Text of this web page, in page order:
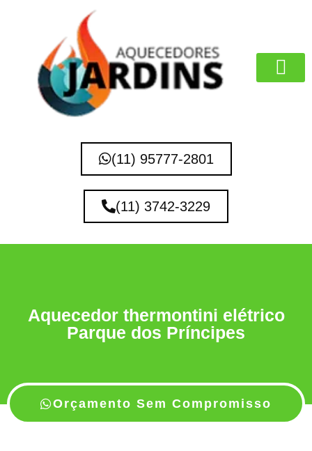
(11) 95777-2801
(11) 3742-3229
Aquecedor thermontini elétrico
Parque dos Príncipes
Orçamento Sem Compromisso